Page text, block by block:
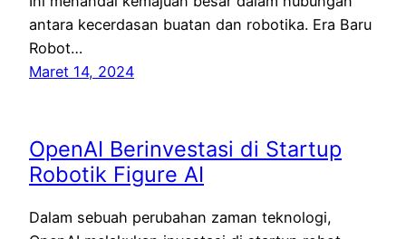
antara kecerdasan buatan dan robotika. Era Baru
Robot…
Maret 14, 2024
OpenAI Berinvestasi di Startup
Robotik Figure AI
Dalam sebuah perubahan zaman teknologi,